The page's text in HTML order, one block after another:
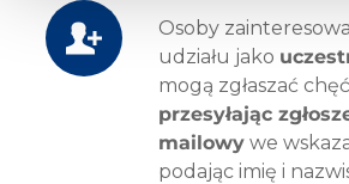
Osoby
udziału jako
mogą zgłaszać
przesyłając
mailowywe
podając imię i